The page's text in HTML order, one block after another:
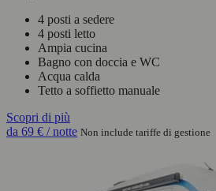
4 posti a sedere
4 posti letto
Ampia cucina
Bagno con doccia e WC
Acqua calda
Tetto a soffietto manuale
Scopri di più
da 69 € / notte Non include tariffe di gestione